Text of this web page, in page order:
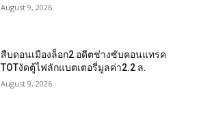
August 9, 2026
สืบดอนเมืองล็อก2 อดีตช่างซับคอนแทรค
TOTงัดตู้ไฟลักแบตเตอรี่มูลค่า2.2 ล.
August 9, 2026